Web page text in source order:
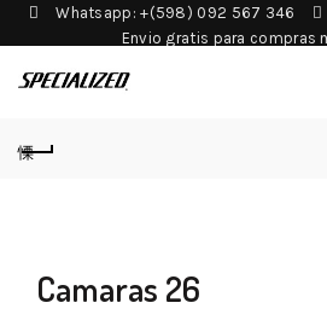
Whatsapp: +(598) 092 567 346
Envio gratis para compras
Camaras 26